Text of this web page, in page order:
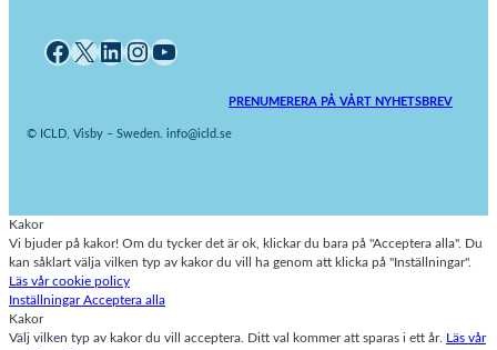
Facebook X LinkedIn InstagramYouTube
PRENUMERERA PÅ VÅRT NYHETSBREV
© ICLD, Visby – Sweden. info@icld.se
Kakor
Vi bjuder på kakor! Om du tycker det är ok, klickar du bara på "Acceptera alla". Du
kan såklart välja vilken typ av kakor du vill ha genom att klicka på "Inställningar".
Läs vår cookie policy
InställningarAcceptera alla
Kakor
Välj vilken typ av kakor du vill acceptera. Ditt val kommer att sparas i ett år.
Läs vår